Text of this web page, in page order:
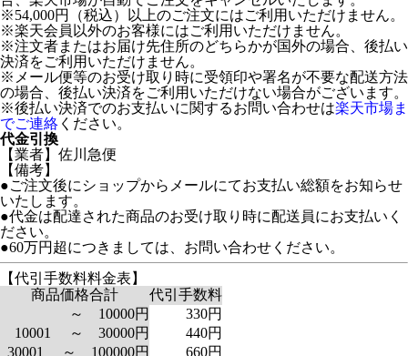
※54,000円（税込）以上のご注文にはご利用いただけません。
※楽天会員以外のお客様にはご利用いただけません。
※注文者またはお届け先住所のどちらかが国外の場合、後払い
決済をご利用いただけません。
※メール便等のお受け取り時に受領印や署名が不要な配送方法
の場合、後払い決済をご利用いただけない場合がございます。
※後払い決済でのお支払いに関するお問い合わせは楽天市場ま
でご連絡 ください。
代金引換
【業者】佐川急便
【備考】
●ご注文後にショップからメールにてお支払い総額をお知らせ
いたします。
●代金は配達された商品のお受け取り時に配送員にお支払いく
ださい。
●60万円超につきましては、お問い合わせください。
【代引手数料料金表】
商品価格合計
代引手数料
～ 10000円
330円
10001 ～ 30000円
440円
30001 ～ 100000円
660円